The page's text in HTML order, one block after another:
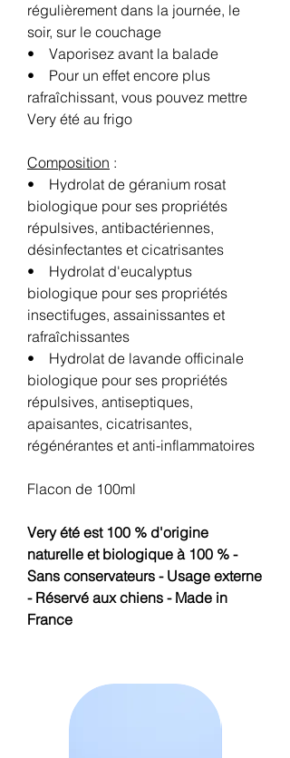
régulièrement dans la journée, le
soir, sur le couchage
• Vaporisez avant la balade
• Pour un effet encore plus
rafraîchissant, vous pouvez mettre
Very été au frigo
Composition :
• Hydrolat de géranium rosat
biologique pour ses propriétés
répulsives, antibactériennes,
désinfectantes et cicatrisantes
• Hydrolat d'eucalyptus
biologique pour ses propriétés
insectifuges, assainissantes et
rafraîchissantes
• Hydrolat de lavande officinale
biologique pour ses propriétés
répulsives, antiseptiques,
apaisantes, cicatrisantes,
régénérantes et anti-inflammatoires
Flacon de 100ml
Very été est 100 % d'origine
naturelle et biologique à 100 % -
Sans conservateurs - Usage externe
- Réservé aux chiens - Made in
France